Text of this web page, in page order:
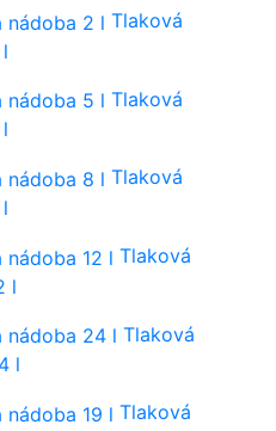
Tlaková
Tlaková
Tlaková
Tlaková
l
Tlaková
l
Tlaková